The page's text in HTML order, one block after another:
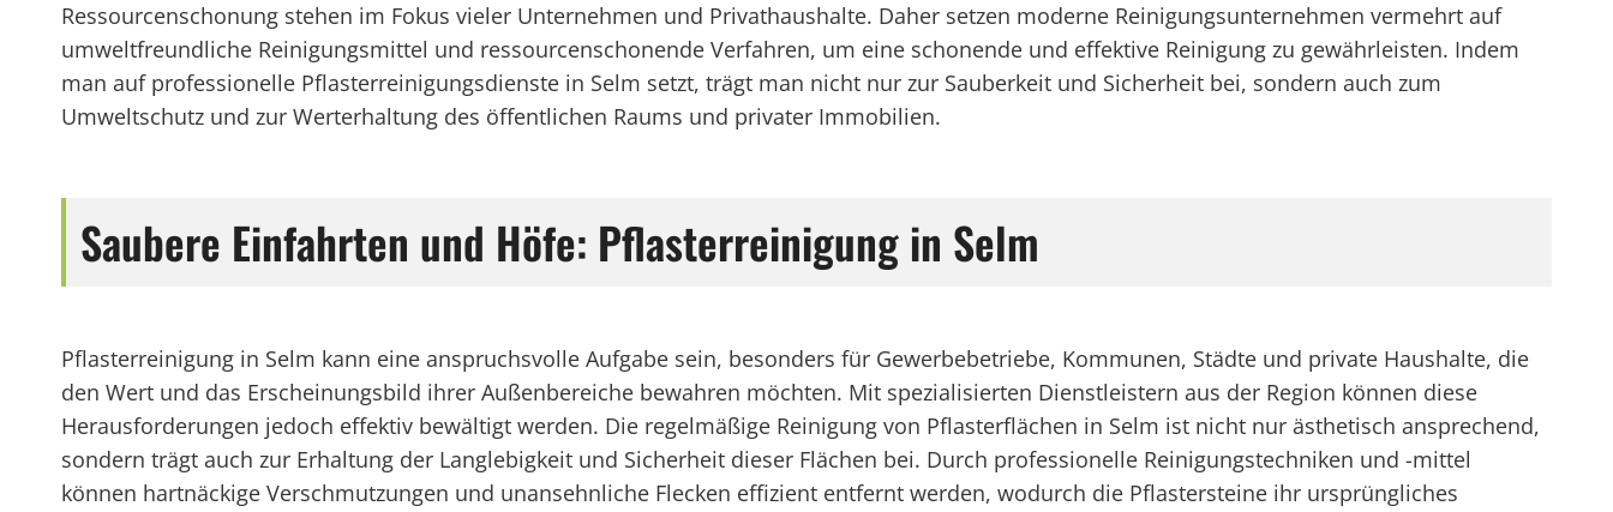
Ressourcenschonung stehen im Fokus vieler Unternehmen und Privathaushalte. Daher setzen moderne Reinigungsunternehmen vermehrt auf
umweltfreundliche Reinigungsmittel und ressourcenschonende Verfahren, um eine schonende und effektive Reinigung zu gewährleisten. Indem
man auf professionelle Pflasterreinigungsdienste in Selm setzt, trägt man nicht nur zur Sauberkeit und Sicherheit bei, sondern auch zum
Umweltschutz und zur Werterhaltung des öffentlichen Raums und privater Immobilien.
Saubere Einfahrten und Höfe: Pflasterreinigung in Selm
Pflasterreinigung in Selm kann eine anspruchsvolle Aufgabe sein, besonders für Gewerbebetriebe, Kommunen, Städte und private Haushalte, die
den Wert und das Erscheinungsbild ihrer Außenbereiche bewahren möchten. Mit spezialisierten Dienstleistern aus der Region können diese
Herausforderungen jedoch effektiv bewältigt werden. Die regelmäßige Reinigung von Pflasterflächen in Selm ist nicht nur ästhetisch ansprechend,
sondern trägt auch zur Erhaltung der Langlebigkeit und Sicherheit dieser Flächen bei. Durch professionelle Reinigungstechniken und -mittel
können hartnäckige Verschmutzungen und unansehnliche Flecken effizient entfernt werden, wodurch die Pflastersteine ihr ursprüngliches